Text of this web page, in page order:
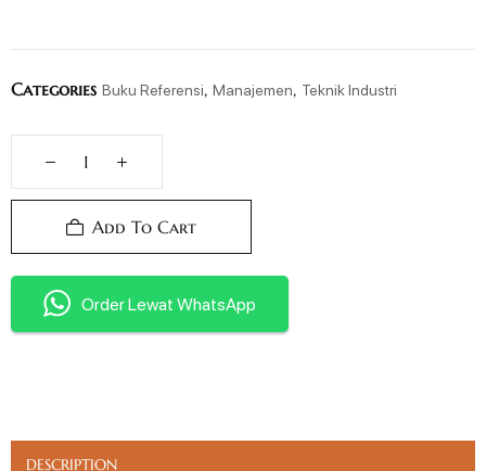
Categories Buku Referensi, Manajemen, Teknik Industri
Add To Cart
Order Lewat WhatsApp
DESCRIPTION